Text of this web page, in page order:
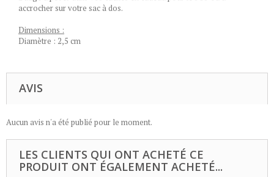
accrocher sur votre sac à dos.
Dimensions :
Diamètre : 2,5 cm
AVIS
Aucun avis n'a été publié pour le moment.
LES CLIENTS QUI ONT ACHETÉ CE
PRODUIT ONT ÉGALEMENT ACHETÉ...